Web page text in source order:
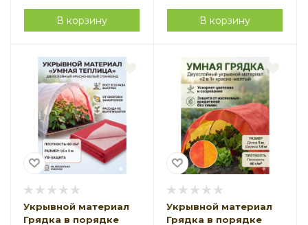
В корзину В корзину
Укрывной материал
Грядка в порядке
Укрывной материал
Грядка в порядке